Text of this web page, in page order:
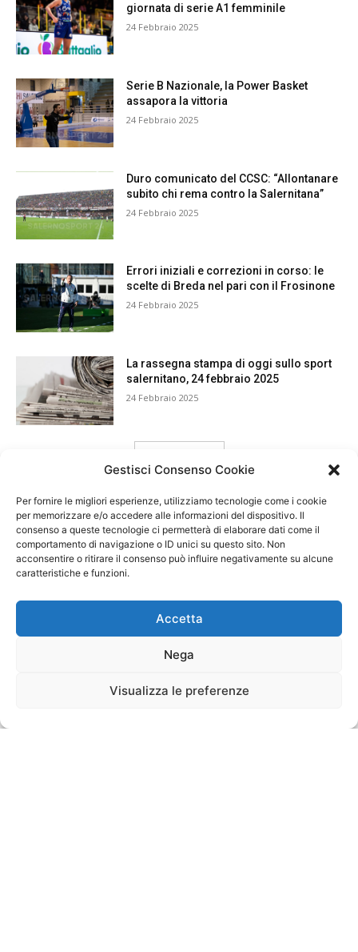
Gestisci Consenso Cookie
Per fornire le migliori esperienze, utilizziamo tecnologie come i cookie
per memorizzare e/o accedere alle informazioni del dispositivo. Il
consenso a queste tecnologie ci permetterà di elaborare dati come il
comportamento di navigazione o ID unici su questo sito. Non
acconsentire o ritirare il consenso può influire negativamente su alcune
caratteristiche e funzioni.
Accetta
Nega
Visualizza le preferenze
giornata di serie A1 femminile
24 Febbraio 2025
Serie B Nazionale, la Power Basket
assapora la vittoria
24 Febbraio 2025
Duro comunicato del CCSC: “Allontanare
subito chi rema contro la Salernitana”
24 Febbraio 2025
Errori iniziali e correzioni in corso: le
scelte di Breda nel pari con il Frosinone
24 Febbraio 2025
La rassegna stampa di oggi sullo sport
salernitano, 24 febbraio 2025
24 Febbraio 2025